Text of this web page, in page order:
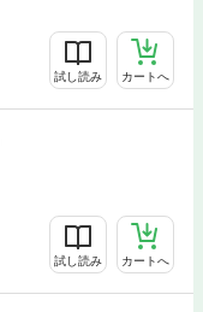
試し読み カートへ
試し読み カートへ